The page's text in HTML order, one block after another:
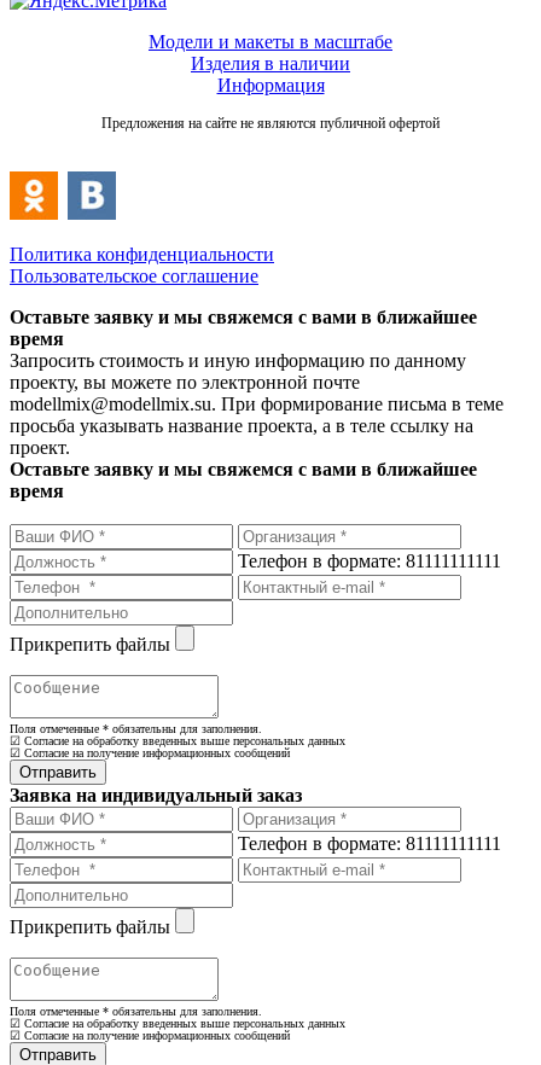
Модели и макеты в масштабе
Изделия в наличии
Информация
Предложения на сайте не являются публичной офертой
Политика конфиденциальности
Пользовательское соглашение
Оставьте заявку и мы свяжемся с вами в ближайшее
время
Запросить стоимость и иную информацию по данному
проекту, вы можете по электронной почте
modellmix@modellmix.su. При формирование письма в теме
просьба указывать название проекта, а в теле ссылку на
проект.
Оставьте заявку и мы свяжемся с вами в ближайшее
время
Телефон в формате: 81111111111
Прикрепить файлы
Поля отмеченные * обязательны для заполнения.
☑ Согласие на обработку введенных выше персональных данных
☑ Согласие на получение информационных сообщений
Заявка на индивидуальный заказ
Телефон в формате: 81111111111
Прикрепить файлы
Поля отмеченные * обязательны для заполнения.
☑ Согласие на обработку введенных выше персональных данных
☑ Согласие на получение информационных сообщений